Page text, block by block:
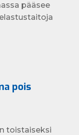
pääsee
pois
toistaiseksi